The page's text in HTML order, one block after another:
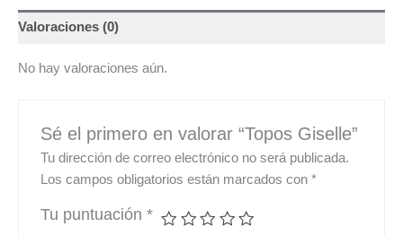
Valoraciones (0)
No hay valoraciones aún.
Sé el primero en valorar “Topos Giselle”
Tu dirección de correo electrónico no será publicada.
Los campos obligatorios están marcados con*
Tu puntuación*